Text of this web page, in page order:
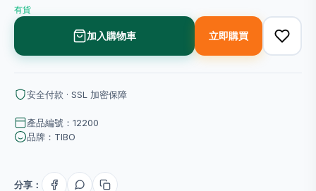
有貨
加入購物車 立即購買
安全付款 · SSL 加密保障
產品編號：12200
品牌：TIBO
分享：